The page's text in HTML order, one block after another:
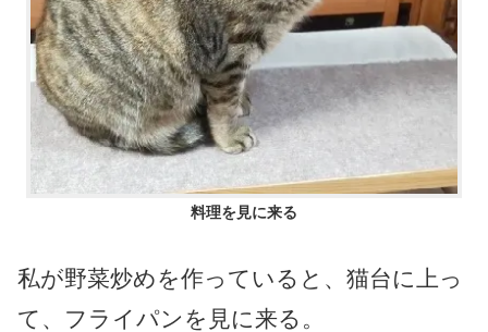
料理を見に来る
私が野菜炒めを作っていると、猫台に上っ
て、フライパンを見に来る。